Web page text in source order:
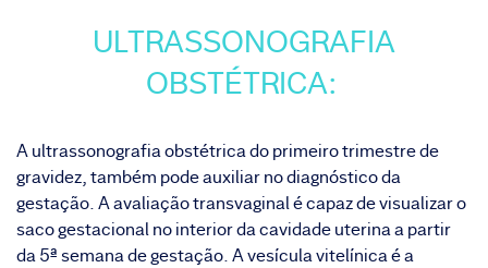
ULTRASSONOGRAFIA
OBSTÉTRICA:
A ultrassonografia obstétrica doprimeiro trimestre de
gravidez, também pode auxiliar no diagnóstico da
gestação. A avaliação transvaginal é capaz de visualizar o
saco gestacional no interior da cavidade uterina a partir
da 5ª semana de gestação. A vesícula vitelínica é a